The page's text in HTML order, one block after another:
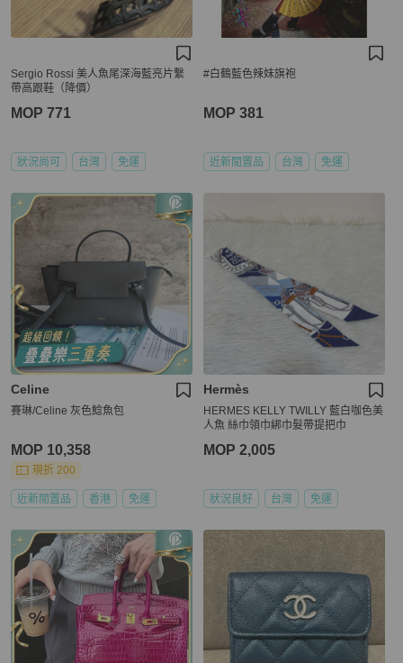
Sergio Rossi 美人魚尾深海藍亮片繫
帶高跟鞋（降價）
MOP 771
狀況尚可 台灣 免運
#白鶴藍色辣妹旗袍
MOP 381
近新閒置品 台灣 免運
Celine
賽琳/Celine 灰色鯰魚包
MOP 10,358
現折 200
近新閒置品 香港 免運
Hermès
HERMES KELLY TWILLY 藍白咖色美
人魚 絲巾領巾綁巾髮帶提把巾
MOP 2,005
狀況良好 台灣 免運